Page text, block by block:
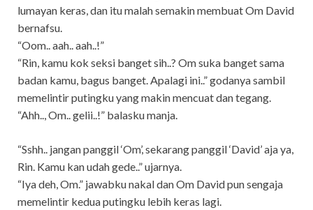
lumayan keras, dan itu malah semakin membuat Om David
bernafsu.
“Oom.. aah.. aah..!”
“Rin, kamu kok seksi banget sih..? Om suka banget sama
badan kamu, bagus banget. Apalagi ini..” godanya sambil
memelintir putingku yang makin mencuat dan tegang.
“Ahh.., Om.. gelii..!” balasku manja.
“Sshh.. jangan panggil ‘Om’, sekarang panggil ‘David’ aja ya,
Rin. Kamu kan udah gede..” ujarnya.
“Iya deh, Om.” jawabku nakal dan Om David pun sengaja
memelintir kedua putingku lebih keras lagi.